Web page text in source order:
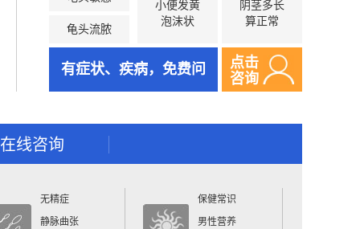
小便发黄
泡沫状
龟头流脓
阴茎多长
算正常
有症状、疾病，免费问
点击
咨询
在线咨询
无精症
静脉曲张
保健常识
男性营养